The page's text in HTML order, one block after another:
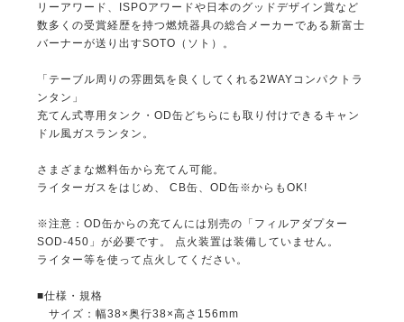
リーアワード、ISPOアワードや日本のグッドデザイン賞など
数多くの受賞経歴を持つ燃焼器具の総合メーカーである新富士
バーナーが送り出すSOTO（ソト）。
「テーブル周りの雰囲気を良くしてくれる2WAYコンパクトラ
ンタン」
充てん式専用タンク・OD缶どちらにも取り付けできるキャン
ドル風ガスランタン。
さまざまな燃料缶から充てん可能。
ライターガスをはじめ、 CB缶、OD缶※からもOK!
※注意：OD缶からの充てんには別売の「フィルアダプター
SOD-450」が必要です。 点火装置は装備していません。
ライター等を使って点火してください。
■仕様・規格
サイズ：幅38×奥行38×高さ156mm